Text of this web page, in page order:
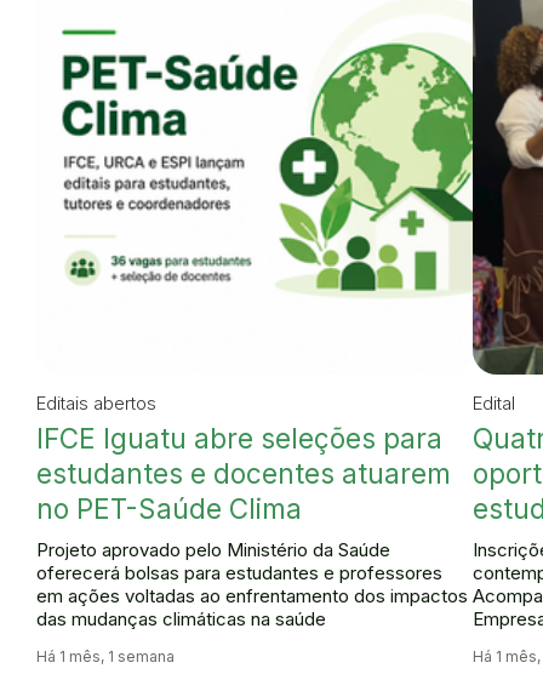
Editais abertos
IFCE Iguatu abre seleções para
estudantes e docentes atuarem
no PET-Saúde Clima
Projeto aprovado pelo Ministério da Saúde
oferecerá bolsas para estudantes e professores
em ações voltadas ao enfrentamento dos impactos
das mudanças climáticas na saúde
Há 1 mês, 1 semana
Edital
Há 1